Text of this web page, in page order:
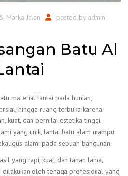
Marka Jalan posted by admin
Batu Al
material lantai pada hunian,
hingga ruang terbuka karena
kuat, dan bernilai estetika tinggi.
yang unik, lantai batu alam mampu
alami pada sebuah bangunan.
yang rapi, kuat, dan tahan lama,
dilakukan oleh tenaga profesional yang